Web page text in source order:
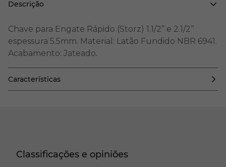
Descrição
Chave para Engate Rápido (Storz) 1.1/2’’ e 2.1/2’’
espessura 5.5mm. Material: Latão Fundido NBR 6941.
Acabamento: Jateado.
Características
Classificações e opiniões